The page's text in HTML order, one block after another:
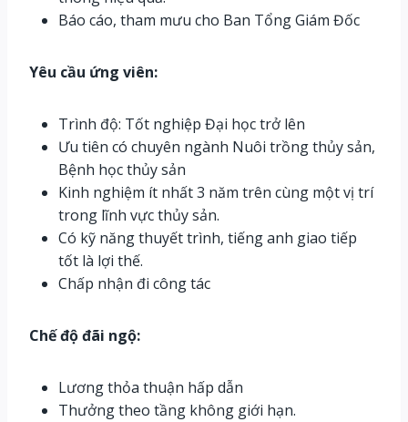
Báo cáo, tham mưu cho Ban Tổng Giám Đốc
Yêu cầu ứng viên:
Trình độ: Tốt nghiệp Đại học trở lên
Ưu tiên có chuyên ngành Nuôi trồng thủy sản,
Bệnh học thủy sản
Kinh nghiệm ít nhất 3 năm trên cùng một vị trí
trong lĩnh vực thủy sản.
Có kỹ năng thuyết trình, tiếng anh giao tiếp
tốt là lợi thế.
Chấp nhận đi công tác
Chế độ đãi ngộ:
Lương thỏa thuận hấp dẫn
Thưởng theo tầng không giới hạn.